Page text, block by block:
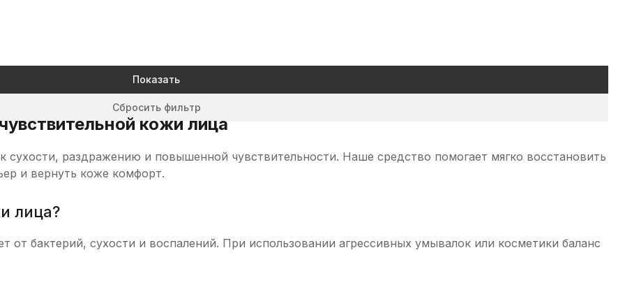
Показать
Сбросить фильтр
кожи лица
раздражению и повышенной чувствительности. Наше средство помогает мягко восстановить
и вернуть коже комфорт.
лица?
бактерий, сухости и воспалений. При использовании агрессивных умывалок или косметики баланс